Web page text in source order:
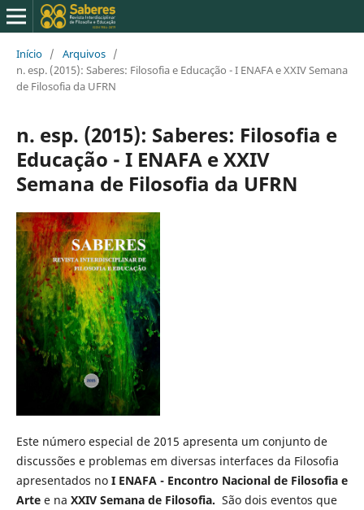
Início / Arquivos /
n. esp. (2015): Saberes: Filosofia e Educação - I ENAFA e XXIV Semana
de Filosofia da UFRN
n. esp. (2015): Saberes: Filosofia e
Educação - I ENAFA e XXIV
Semana de Filosofia da UFRN
Este número especial de 2015 apresenta um conjunto de
discussões e problemas em diversas interfaces da Filosofia
apresentados no I ENAFA - Encontro Nacional de Filosofia e
Artee na XXIV Semana de Filosofia. São dois eventos que